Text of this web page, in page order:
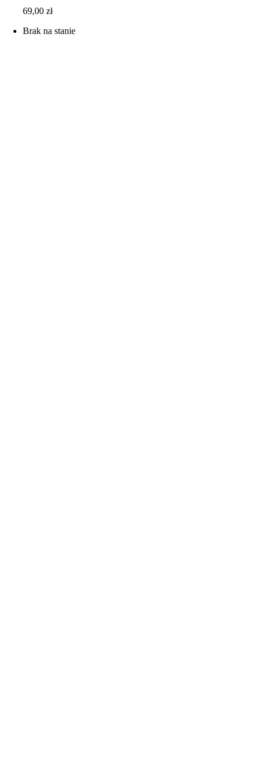
69,00zł
Brak na stanie